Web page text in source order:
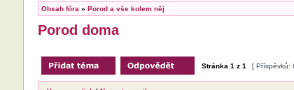
Obsah fóra » Porod a vše kolem něj
Porod doma
Stránka 1 z 1 [ Příspěvků: